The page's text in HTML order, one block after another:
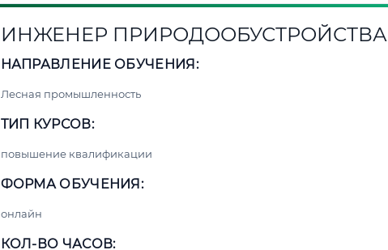
ИНЖЕНЕР ПРИРОДООБУСТРОЙСТВА
НАПРАВЛЕНИЕ ОБУЧЕНИЯ:
Лесная промышленность
ТИП КУРСОВ:
повышение квалификации
ФОРМА ОБУЧЕНИЯ:
онлайн
КОЛ-ВО ЧАСОВ: